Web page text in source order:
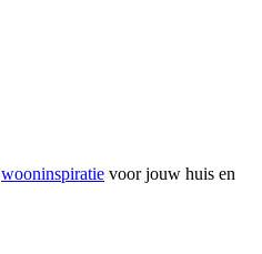
wooninspiratie voor jouw huis en